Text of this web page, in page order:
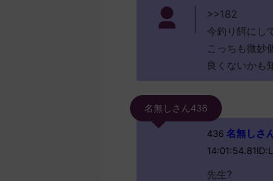
>>182
今釣り餌にし
こっちも微妙
良くないかも
名無しさん436
436 名無しさ
先生?